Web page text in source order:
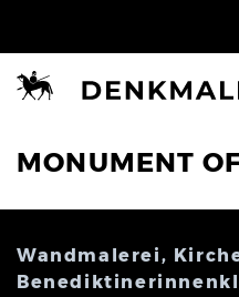
MONUMENT
Wandmalerei,